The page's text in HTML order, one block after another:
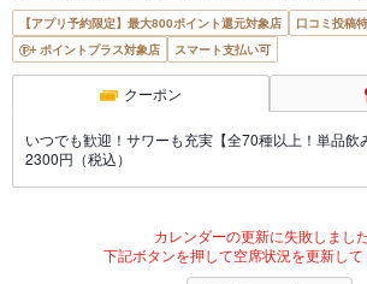
【アプリ予約限定】最大800ポイント還元対象店
口コミ投稿
ポイントプラス対象店
スマート支払い可
クーポン
いつでも歓迎！サワーも充実【全70種以上！単品飲
2300円（税込）
カレンダーの更新に失敗しました
下記ボタンを押して空席状況を更新して